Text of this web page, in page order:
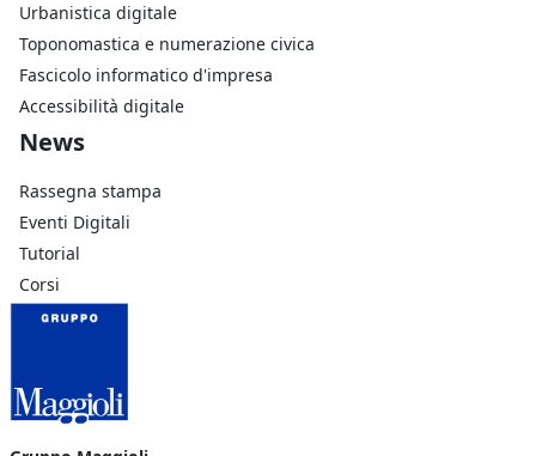
Urbanistica digitale
Toponomastica e numerazione civica
Fascicolo informatico d'impresa
Accessibilità digitale
Footer Azienda
News
Rassegna stampa
Eventi Digitali
Tutorial
Corsi